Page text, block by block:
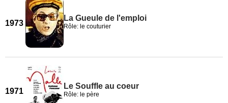
1973
La Gueule de l'emploi
Rôle: le couturier
1971
Le Souffle au coeur
Rôle: le père